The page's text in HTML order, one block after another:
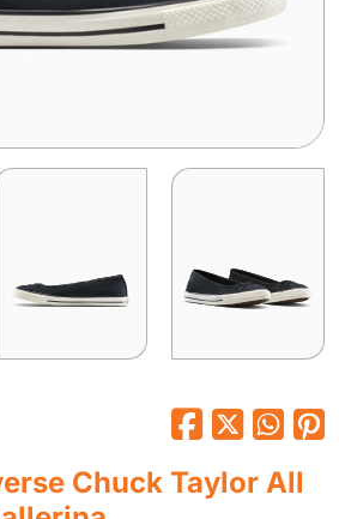
Chuck Taylor All